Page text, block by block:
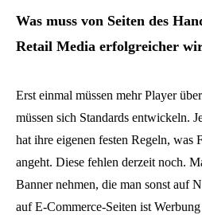
Was muss von Seiten des
Retail Media erfolgreicher
Erst einmal müssen mehr Player
müssen sich Standards entwickeln.
hat ihre eigenen festen Regeln, was
angeht. Diese fehlen derzeit noch.
Banner nehmen, die man sonst auf
auf E-Commerce-Seiten ist